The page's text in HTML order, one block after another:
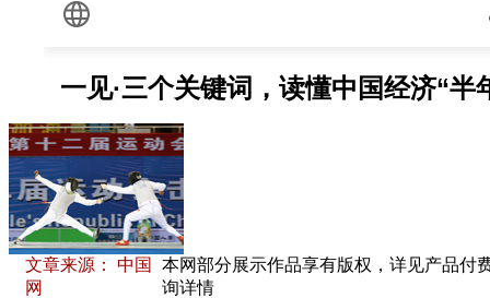
文章来源： 中国
网
本网部分展示作品享有版权，详见产品付
询详情